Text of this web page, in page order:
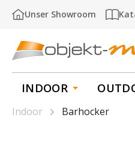
Hauptinhalt springen
Zur Suche springen
Zur Hauptnavigation
Unser Showroom
INDOOR
Indoor
Barhocker